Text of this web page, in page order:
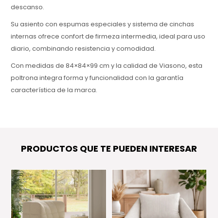
descanso.
Su asiento con espumas especiales y sistema de cinchas
internas ofrece confort de firmeza intermedia, ideal para uso
diario, combinando resistencia y comodidad.
Con medidas de 84×84×99 cm y la calidad de Viasono, esta
poltrona integra forma y funcionalidad con la garantía
característica de la marca.
PRODUCTOS QUE TE PUEDEN INTERESAR